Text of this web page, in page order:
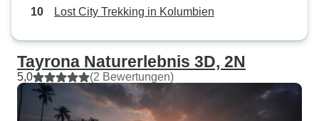
Lost City Trekking in Kolumbien
Tayrona Naturerlebnis 3D, 2N
5,0 (2 Bewertungen)